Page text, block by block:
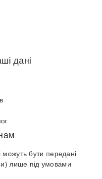
дані
можуть бути передані
лише під умовами